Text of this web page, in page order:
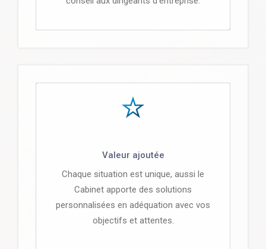
Valeur ajoutée
Chaque situation est unique, aussi le
Cabinet apporte des solutions
personnalisées en adéquation avec vos
objectifs et attentes.